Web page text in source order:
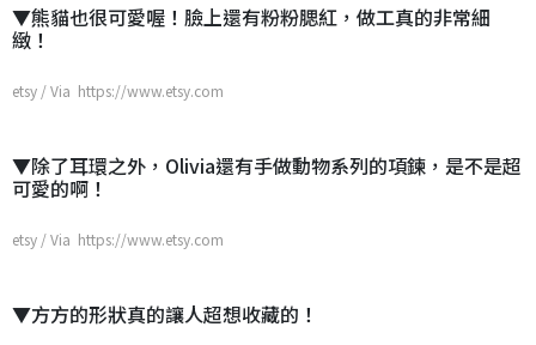
▼熊貓也很可愛喔！臉上還有粉粉腮紅，做工真的非常細
緻！
etsy / Via https://www.etsy.com
▼除了耳環之外，Olivia還有手做動物系列的項鍊，是不是超
可愛的啊！
etsy / Via https://www.etsy.com
▼方方的形狀真的讓人超想收藏的！